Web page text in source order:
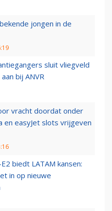
jongen in de
sluit vliegveld
bij ANVR
vracht doordat onder
en easyJet slots vrijgeven
biedt LATAM kansen:
in op nieuwe